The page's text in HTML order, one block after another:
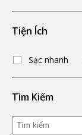
Tiện Ích
Sạc nhanh
Tìm Kiếm